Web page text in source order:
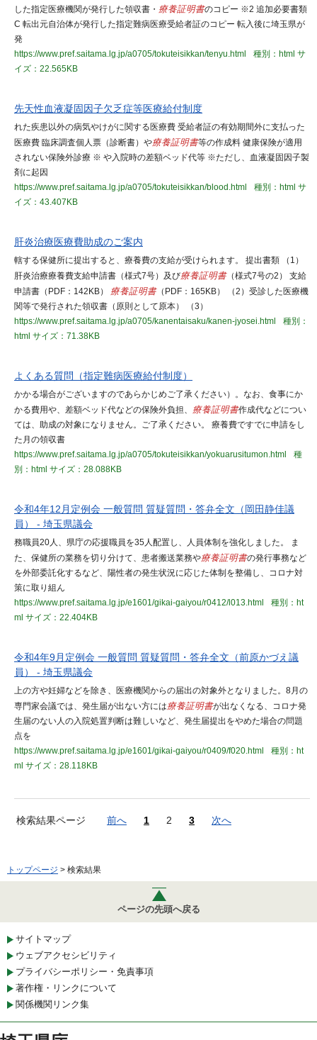
した指定医療機関が発行した領収書・ 療養証明書のコピー ※2 追加必要書類
C 転出元自治体が発行した指定難病医療受給者証のコピー 転入後に埼玉県が
発
https://www.pref.saitama.lg.jp/a0705/tokuteisikkan/tenyu.html
種別：html サ
イズ：22.565KB
先天性血液凝固因子欠乏症等医療給付制度
れた疾患以外の病気やけがに関する医療費 受給者証の有効期間外に支払った
医療費 臨床調査個人票（診断書）や療養証明書等の作成料 健康保険が適用
されない保険外診療 ※ や入院時の差額ベッド代等 ※ただし、血液凝固因子製
剤に起因
https://www.pref.saitama.lg.jp/a0705/tokuteisikkan/blood.html
種別：html サ
イズ：43.407KB
肝炎治療医療費助成のご案内
轄する保健所に提出すると、療養費の支給が受けられます。 提出書類 （1）
肝炎治療療養費支給申請書（様式7号）及び療養証明書（様式7号の2） 支給
申請書（PDF：142KB） 療養証明書（PDF：165KB） （2）受診した医療機
関等で発行された領収書（原則として原本） （3）
https://www.pref.saitama.lg.jp/a0705/kanentaisaku/kanen-jyosei.html
種別：
html サイズ：71.38KB
よくある質問（指定難病医療給付制度）
かかる場合がございますのであらかじめご了承ください）。なお、食事にか
かる費用や、差額ベッド代などの保険外負担、 療養証明書作成代などについ
ては、助成の対象になりません。ご了承ください。 療養費ですでに申請をし
た月の領収書
https://www.pref.saitama.lg.jp/a0705/tokuteisikkan/yokuarusitumon.html
種
別：html サイズ：28.088KB
令和4年12月定例会 一般質問 質疑質問・答弁全文（岡田静佳議
員） - 埼玉県議会
務職員20人、県庁の応援職員を35人配置し、人員体制を強化しました。 ま
た、保健所の業務を切り分けて、患者搬送業務や療養証明書の発行事務など
を外部委託化するなど、陽性者の発生状況に応じた体制を整備し、コロナ対
策に取り組ん
https://www.pref.saitama.lg.jp/e1601/gikai-gaiyou/r0412/l013.html
種別：ht
ml サイズ：22.404KB
令和4年9月定例会 一般質問 質疑質問・答弁全文（前原かづえ議
員） - 埼玉県議会
上の方や妊婦などを除き、医療機関からの届出の対象外となりました。8月の
専門家会議では、発生届が出ない方には療養証明書が出なくなる、コロナ発
生届のない人の入院処置判断は難しいなど、発生届提出をやめた場合の問題
点を
https://www.pref.saitama.lg.jp/e1601/gikai-gaiyou/r0409/f020.html
種別：ht
ml サイズ：28.118KB
検索結果ページ 前へ 1 2 3 次へ
トップページ > 検索結果
ページの先頭へ戻る
サイトマップ
ウェブアクセシビリティ
プライバシーポリシー・免責事項
著作権・リンクについて
関係機関リンク集